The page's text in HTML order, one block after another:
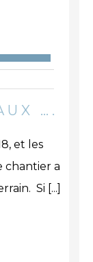
….
et les
chantier a
Si [...]